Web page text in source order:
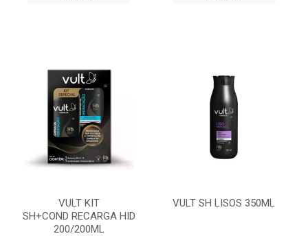
VULT KIT
SH+COND RECARGA HID
200/200ML
VULT SH LISOS 350ML